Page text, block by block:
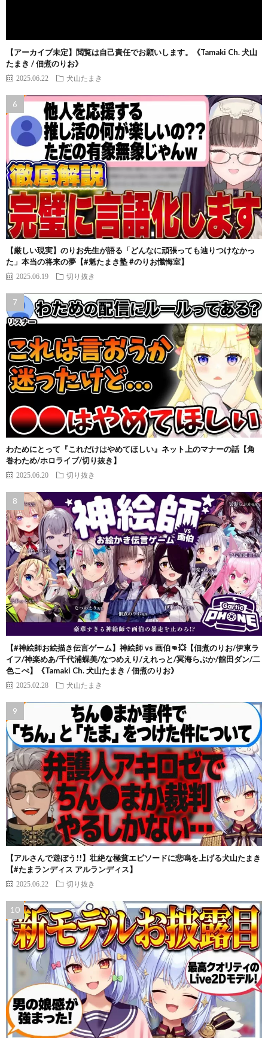
【アーカイブ未定】閲覧は自己責任でお願いします。《Tamaki Ch. 犬山
たまき / 佃煮のりお》
2025.06.22 犬山たまき
【厳しい現実】のりお先生が語る「どんなに頑張っても辿りつけなかっ
た」本当の将来の夢【#魁たまき塾 #のりお懺悔室】
2025.06.19 切り抜き
わためにとって『これだけはやめてほしい』ネット上のマナーの話【角
巻わため/ホロライブ/切り抜き】
2025.06.20 切り抜き
【#神絵師お絵描き伝言ゲーム】神絵師 vs 画伯👊💥【佃煮のりお/伊東ラ
イフ/神楽めあ/千代浦蝶美/なつめえり/えれっと/冥海らぶか/館田ダン/二
色こぺ】《Tamaki Ch. 犬山たまき / 佃煮のりお》
2025.02.28 犬山たまき
【アルさんで遊ぼう!!】壮絶な極貧エピソードに悲鳴を上げる犬山たまき
【#たまランディス アルランディス】
2025.06.22 切り抜き